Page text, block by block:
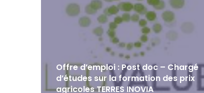
Offre d’emploi : Post doc – Chargé
d’études sur la formation des prix
agricoles TERRES INOVIA